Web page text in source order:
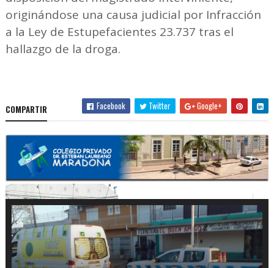
originándose una causa judicial por Infracción
a la Ley de Estupefacientes 23.737 tras el
hallazgo de la droga.
COMPARTIR Facebook Twitter Google+